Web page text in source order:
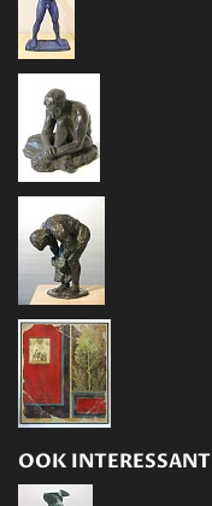
OOK INTERESSANT